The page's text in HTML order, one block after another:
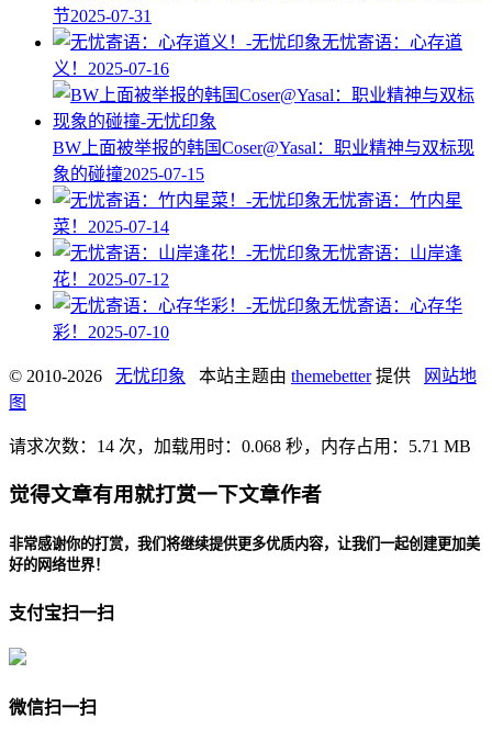
节2025-07-31
无忧寄语：心存道
义！ 2025-07-16
BW上面被举报的韩国Coser@Yasal：职业精神与双标现
象的碰撞​2025-07-15
无忧寄语：竹内星
菜！ 2025-07-14
无忧寄语：山岸逢
花！ 2025-07-12
无忧寄语：心存华
彩！ 2025-07-10
© 2010-2026 无忧印象 本站主题由 themebetter提供
网站地
图
请求次数：14 次，加载用时：0.068 秒，内存占用：5.71 MB
觉得文章有用就打赏一下文章作者
非常感谢你的打赏，我们将继续提供更多优质内容，让我们一起创建更加美
好的网络世界！
支付宝扫一扫
微信扫一扫